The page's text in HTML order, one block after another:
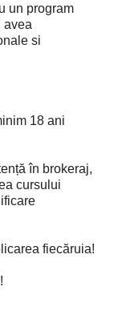
un program
avea
si
18 ani
în brokeraj,
cursului
fiecăruia!